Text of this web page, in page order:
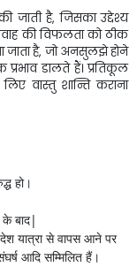
जाती है, जिसका उद्देश्य
की विफलता को ठीक
जाता है, जो अनसुलझे होने
डालते हैं। प्रतिकूल
वास्तु शान्ति कराना
हो।
के बाद|
यात्रा से वापस आने पर
आदि सम्मिलित हैं।